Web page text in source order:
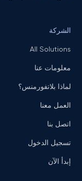
الشركة
All Solutions
معلومات عنا
لماذا بلاتفورمنس؟
العمل معنا
اتصل بنا
تسجيل الدخول
إبدأ الآن